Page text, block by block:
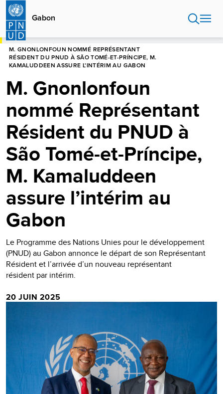
Aller
contenu
principal
Gabon
HOME
M. GNONLONFOUN NOMMÉ REPRÉSENTANT
RÉSIDENT DU PNUD À SÃO TOMÉ-ET-PRÍNCIPE, M.
KAMALUDDEEN ASSURE L’INTÉRIM AU GABON
M. Gnonlonfoun
nommé Représentant
Résident du PNUD à
São Tomé-et-Príncipe,
M. Kamaluddeen
assure l’intérim au
Gabon
Le Programme des Nations Unies pour le développement
(PNUD) au Gabon annonce le départ de son Représentant
Résident et l’arrivée d’un nouveau représentant
résident par intérim.
20 JUIN 2025